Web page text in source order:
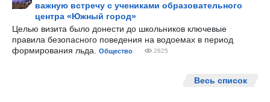
важную встречу с учениками образовательного
центра «Южный город»
Целью визита было донести до школьников ключевые
правила безопасного поведения на водоемах в период
формирования льда.
Общество 2825
Весь список